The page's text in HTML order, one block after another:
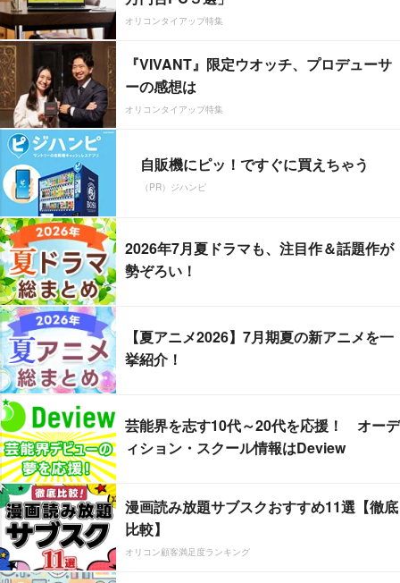
オリコンタイアップ特集
『VIVANT』限定ウオッチ、プロデューサ
ーの感想は
オリコンタイアップ特集
自販機にピッ！ですぐに買えちゃう
（PR）ジハンピ
2026年7月夏ドラマも、注目作＆話題作が
勢ぞろい！
【夏アニメ2026】7月期夏の新アニメを一
挙紹介！
芸能界を志す10代～20代を応援！ オーデ
ィション・スクール情報はDeview
漫画読み放題サブスクおすすめ11選【徹底
比較】
オリコン顧客満足度ランキング